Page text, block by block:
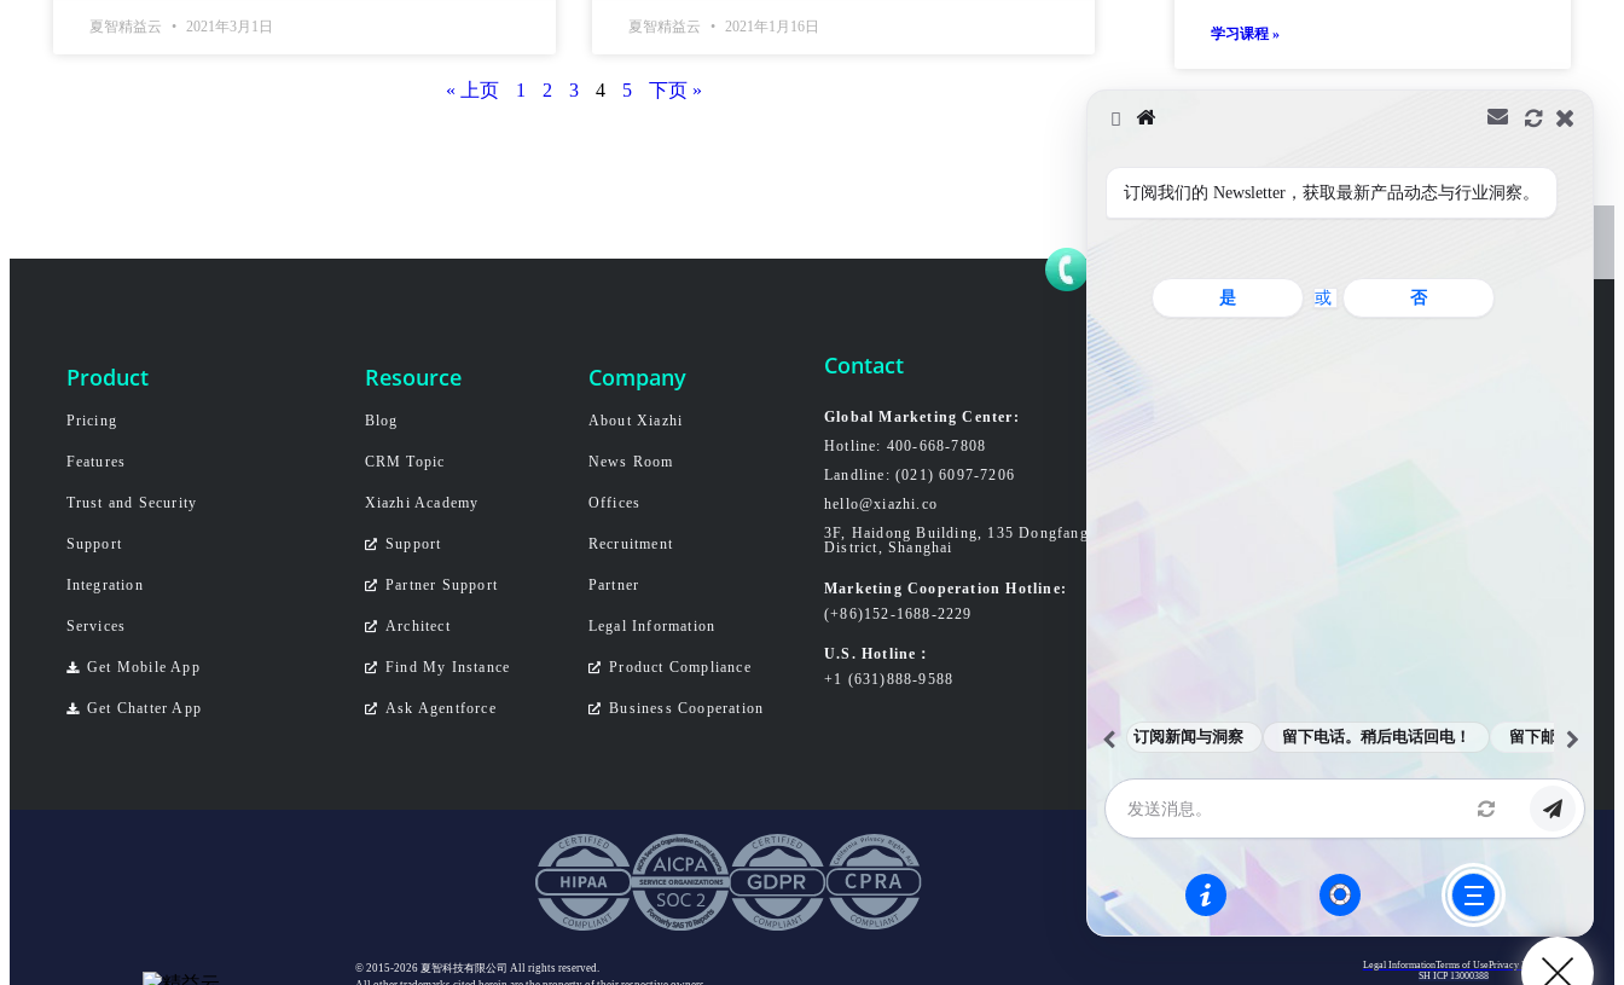
夏智精益云 2021年3月1日 夏智精益云 2021年1月16日
« 上页 1 2 3 4 5 下页 »
学习课程 »
Product
Pricing
Features
Trust and Security
Support
Integration
Services
Get Mobile App
Get Chatter App
Resource
Blog
CRM Topic
Xiazhi Academy
Support
Partner Support
Architect
Find My Instance
Ask Agentforce
Company
About Xiazhi
News Room
Offices
Recruitment
Partner
Legal Information
Product Compliance
Business Cooperation
Contact
Global Marketing Center:
Hotline: 400-668-7808
Landline: (021) 6097-7206
hello@xiazhi.co
3F, Haidong Building, 135 Dongfang Road, Pudong New
District, Shanghai
Marketing Cooperation Hotline:
(+86)152-1688-2229
U.S. Hotline：
+1 (631)888-9588
© 2015-2026 夏智科技有限公司 All rights reserved Legal InformationTerms of UsePrivacy Policy
SH ICP 13000388
订阅我们的 Newsletter，获取最新产品动态与行业洞察。
是 或 否
订阅新闻与洞察 留下电话。稍后电话回电！ 留下邮箱。邮件